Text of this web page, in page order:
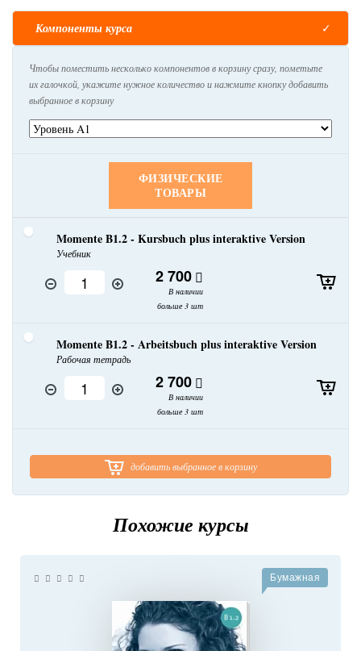
Компоненты курса
Чтобы поместить несколько компонентов в корзину сразу, пометьте
их галочкой, укажите нужное количество и нажмите кнопку добавить
выбранное в корзину
ФИЗИЧЕСКИЕ
ТОВАРЫ
Momente B1.2 - Kursbuch plus interaktive Version
Учебник
2 700
В наличии
больше 3 шт
Momente B1.2 - Arbeitsbuch plus interaktive Version
Рабочая тетрадь
2 700
В наличии
больше 3 шт
добавить выбранное в корзину
Похожие курсы
Бумажная